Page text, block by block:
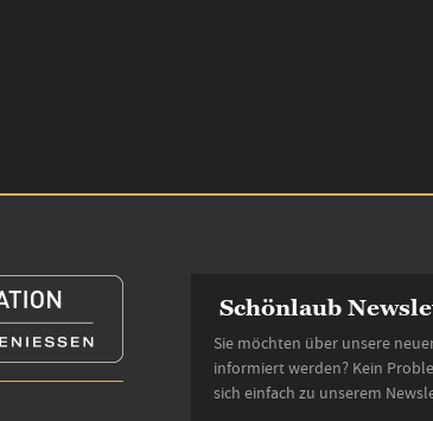
Schönlaub
Sie möchten über unsere
informiert werden? Kein
sich einfach zu unserem